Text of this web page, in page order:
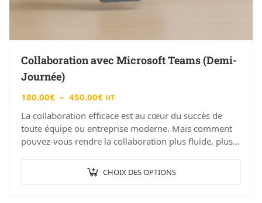
Collaboration avec Microsoft Teams (Demi-
Journée)
180.00€ – 450.00€ HT
La collaboration efficace est au cœur du succès de
toute équipe ou entreprise moderne. Mais comment
pouvez-vous rendre la collaboration plus fluide, plus
CHOIX DES OPTIONS